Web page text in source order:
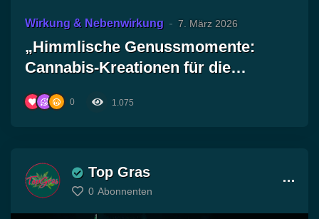
Wirkung & Nebenwirkung 7. März 2026
„Himmlische Genussmomente:
Cannabis-Kreationen für die
0 1.075
Top Gras
0 Abonnenten